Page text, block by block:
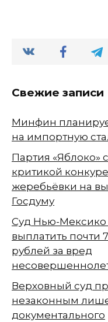
Свежие записи
Минфин
на импортную
Партия «Яблоко»
критикой
жеребьёвки на
Госдуму
Суд Нью-Мексико
выплатить почти
рублей за вред
Верховный суд
незаконным
документального